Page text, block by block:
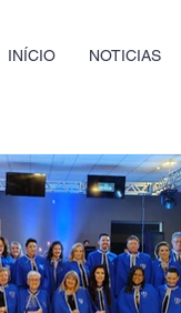
INÍCIO NOTICIAS